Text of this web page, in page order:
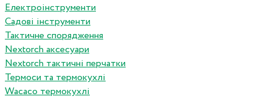
Електроінструменти
Садові інструменти
Тактичне спорядження
Nextorch аксесуари
Nextorch тактичні перчатки
Термоси та термокухлі
Wacaco термокухлі